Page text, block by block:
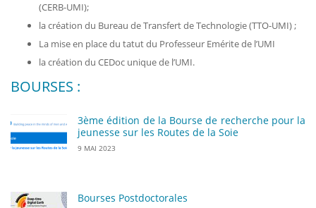
(CERB-UMI);
la création du Bureau de Transfert de Technologie (TTO-UMI) ;
La mise en place du tatut du Professeur Emérite de l’UMI
la création du CEDoc unique de l’UMI.
BOURSES :
3ème édition de la Bourse de recherche pour la
jeunesse sur les Routes de la Soie
9 MAI 2023
Bourses Postdoctorales